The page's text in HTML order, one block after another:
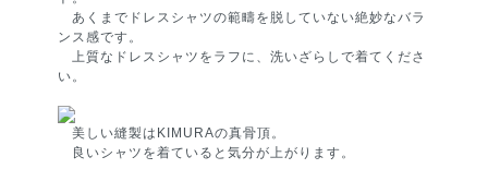
あくまでドレスシャツの範疇を脱していない絶妙なバラ
ンス感です。
上質なドレスシャツをラフに、洗いざらしで着てくださ
い。
美しい縫製はKIMURAの真骨頂。
良いシャツを着ていると気分が上がります。